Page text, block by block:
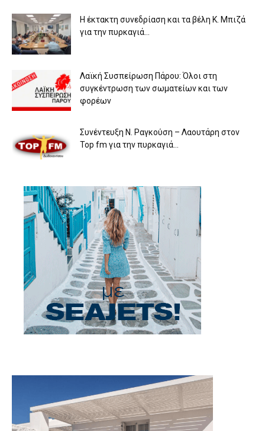
Η έκτακτη συνεδρίαση και τα βέλη Κ. Μπιζά
για την πυρκαγιά...
Λαϊκή Συσπείρωση Πάρου: Όλοι στη
συγκέντρωση των σωματείων και των
φορέων
Συνέντευξη Ν. Ραγκούση – Λαουτάρη στον
Top fm για την πυρκαγιά...